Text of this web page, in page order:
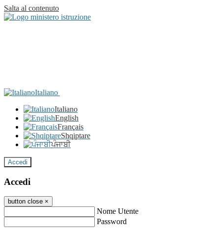
Salta al contenuto
Italiano
Italiano
English
Français
Shqiptare
ਪੰਜਾਬੀ
Accedi
Accedi
button close ×
Nome Utente
Password